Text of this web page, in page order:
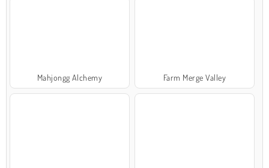
Mahjongg Alchemy Farm Merge Valley